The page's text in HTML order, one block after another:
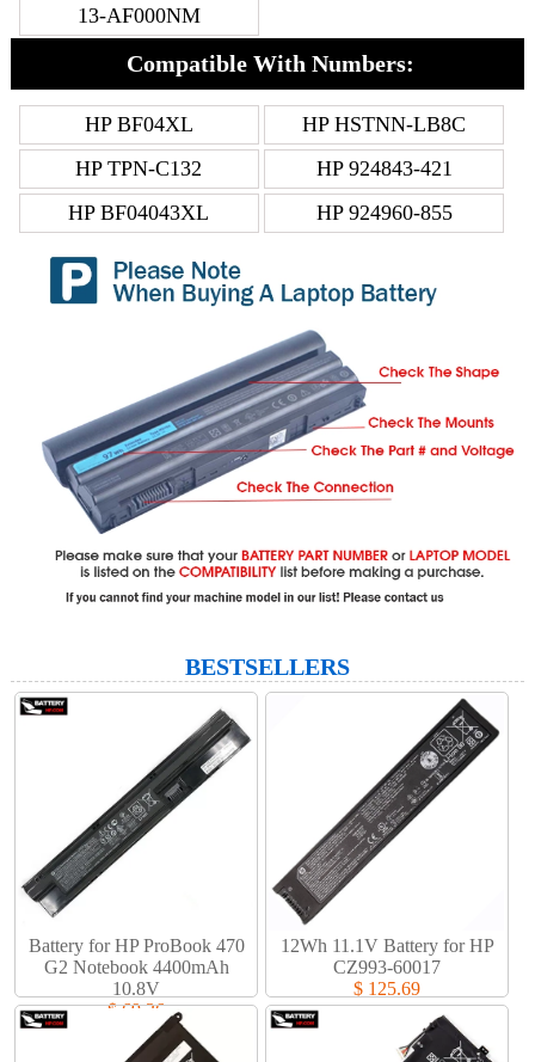
13-AF000NM
Compatible With Numbers:
HP BF04XL
HP HSTNN-LB8C
HP TPN-C132
HP 924843-421
HP BF04043XL
HP 924960-855
BESTSELLERS
Battery for HP ProBook 470
G2 Notebook 4400mAh
10.8V
$ 69.36
12Wh 11.1V Battery for HP
CZ993-60017
$ 125.69